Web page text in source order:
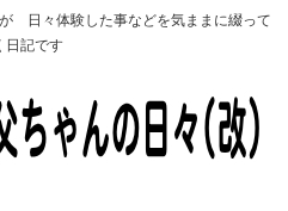
日々体験した事などを気ままに綴って
日記です